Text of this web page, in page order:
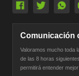
Comunicación
Valoramos mucho toda
de las 8 horas
permitirá entender